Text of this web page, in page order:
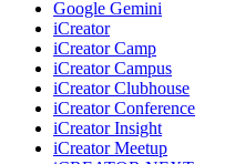
Google Gemini
iCreator
iCreator Camp
iCreator Campus
iCreator Clubhouse
iCreator Conference
iCreator Insight
iCreator Meetup